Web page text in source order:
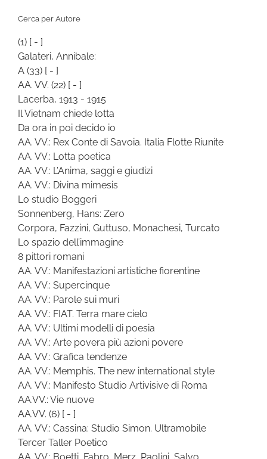
Cerca per Autore
(1) [ - ]
Galateri, Annibale:
A (33) [ - ]
AA. VV. (22) [ - ]
Lacerba, 1913 - 1915
Il Vietnam chiede lotta
Da ora in poi decido io
AA. VV.: Rex Conte di Savoia. Italia Flotte Riunite
AA. VV.: Lotta poetica
AA. VV.: L’Anima, saggi e giudizi
AA. VV.: Divina mimesis
Lo studio Boggeri
Sonnenberg, Hans: Zero
Corpora, Fazzini, Guttuso, Monachesi, Turcato
Lo spazio dell’immagine
8 pittori romani
AA. VV.: Manifestazioni artistiche fiorentine
AA. VV.: Supercinque
AA. VV.: Parole sui muri
AA. VV.: FIAT. Terra mare cielo
AA. VV.: Ultimi modelli di poesia
AA. VV.: Arte povera più azioni povere
AA. VV.: Grafica tendenze
AA. VV.: Memphis. The new international style
AA. VV.: Manifesto Studio Artivisive di Roma
AA.VV.: Vie nuove
AA.VV. (6) [ - ]
AA. VV.: Cassina: Studio Simon. Ultramobile
Tercer Taller Poetico
AA. VV.: Boetti, Fabro, Merz, Paolini, Salvo